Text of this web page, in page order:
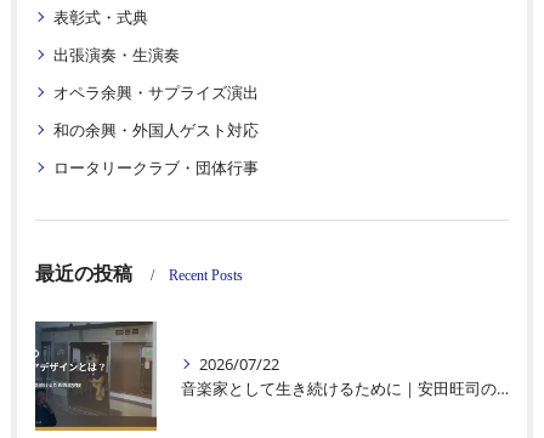
表彰式・式典
出張演奏・生演奏
オペラ余興・サプライズ演出
和の余興・外国人ゲスト対応
ロータリークラブ・団体行事
最近の投稿 Recent Posts
2026/07/22
音楽家として生き続けるために｜安田旺司のキャリアデザイン・仕事づくり・法人化を考える4ページを公開